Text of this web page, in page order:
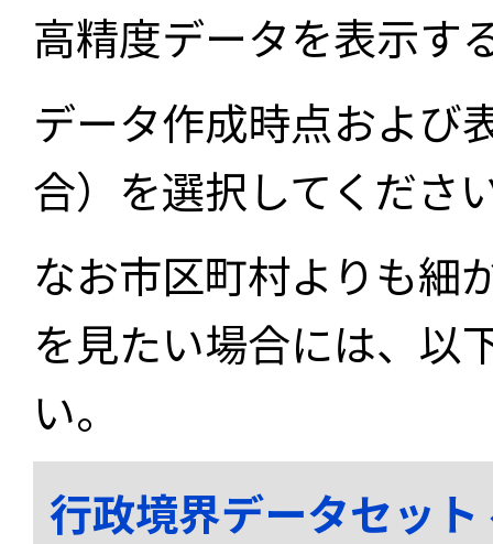
高精度データを表示す
データ作成時点および
合）を選択してくださ
なお市区町村よりも細
を見たい場合には、以
い。
行政境界データセッ